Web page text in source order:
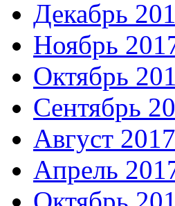
Декабрь
Ноябрь
Октябрь
Сентябрь
Август 2017
Апрель